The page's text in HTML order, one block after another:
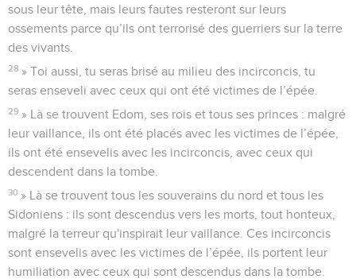
sous leur tête, mais leurs fautes resteront sur leurs
ossements parce qu’ils ont terrorisé des guerriers sur la terre
des vivants.
28 » Toi aussi, tu seras brisé au milieu des incirconcis, tu
seras enseveli avec ceux qui ont été victimes de l’épée.
29 » Là se trouvent Edom, ses rois et tous ses princes : malgré
leur vaillance, ils ont été placés avec les victimes de l’épée,
ils ont été ensevelis avec les incirconcis, avec ceux qui
descendent dans la tombe.
30 » Là se trouvent tous les souverains du nord et tous les
Sidoniens : ils sont descendus vers les morts, tout honteux,
malgré la terreur qu'inspirait leur vaillance. Ces incirconcis
sont ensevelis avec les victimes de l’épée, ils portent leur
humiliation avec ceux qui sont descendus dans la tombe.